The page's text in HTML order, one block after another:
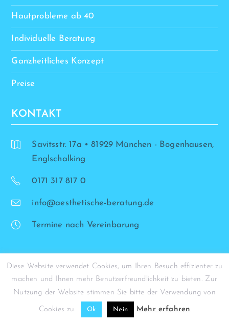
Hautprobleme ab 40
Individuelle Beratung
Ganzheitliches Konzept
Preise
KONTAKT
Savitsstr. 17a • 81929 München - Bogenhausen,
Englschalking
0171 317 817 0
info@aesthetische-beratung.de
Termine nach Vereinbarung
© Simona Stohrer - 2026
Diese Website verwendet Cookies, um Ihren Besuch effizienter zu
machen und Ihnen mehr Benutzerfreundlichkeit zu bieten. Zur
Nutzung der Website stimmen Sie bitte der Verwendung von
Cookies zu. Ok Nein Mehr erfahren